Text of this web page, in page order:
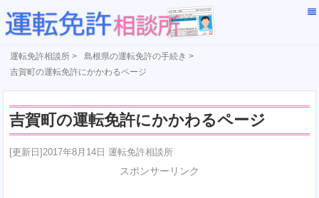
運転免許相談所 > 島根県の運転免許の手続き >
吉賀町の運転免許にかかわるページ
吉賀町の運転免許にかかわるページ
[更新日]2017年8月14日 運転免許相談所
スポンサーリンク